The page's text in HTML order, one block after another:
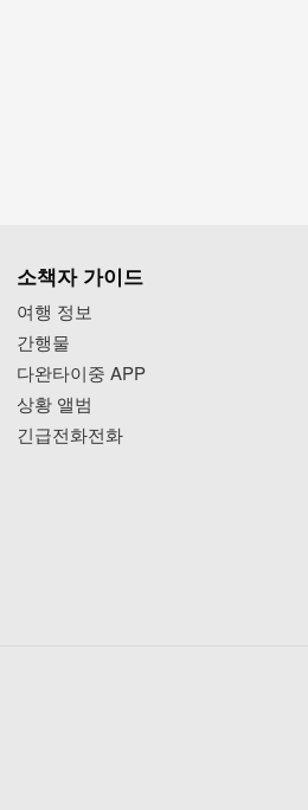
소책자 가이드
여행 정보
간행물
다완타이중 APP
상황 앨범
긴급전화전화